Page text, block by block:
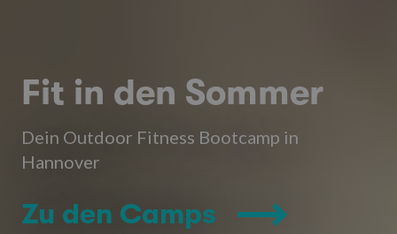
Fit in den Sommer
Dein Outdoor Fitness Bootcamp in
Hannover
Zu den Camps